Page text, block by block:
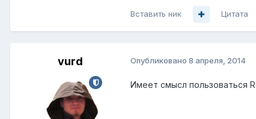
Вставить ник Цитата
vurd Опубликовано 8 апреля, 2014
Имеет смысл пользоваться